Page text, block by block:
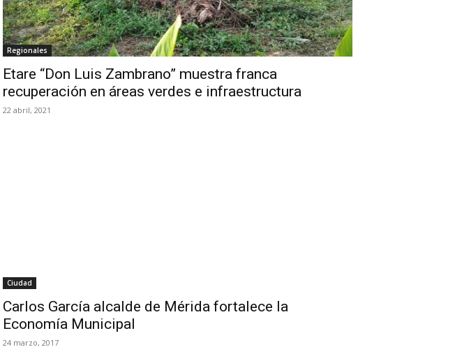
Regionales
Etare “Don Luis Zambrano” muestra franca
recuperación en áreas verdes e infraestructura
22 abril, 2021
Ciudad
Carlos García alcalde de Mérida fortalece la
Economía Municipal
24 marzo, 2017